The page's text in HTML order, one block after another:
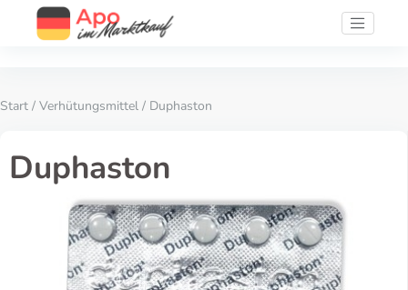
Start / Verhütungsmittel / Duphaston
Duphaston